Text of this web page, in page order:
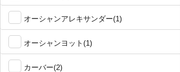
オーシャンアレキサンダー(1)
オーシャンヨット(1)
カーバー(2)